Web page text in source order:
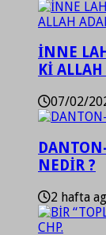
İNNE
Kİ
07/02/
NEDİR ?
2 hafta